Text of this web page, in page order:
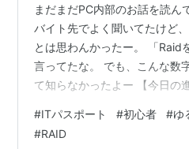
まだまだPC内部のお話を読ん
バイト先でよく聞いてたけど
とは思わんかったー。 「Raid
言ってたな。 でも、こんな数
て知らなかったよー 【今日の
Trips LLC教育無料
またしても数字で判別させる
#ITパスポート #初心者 #ゆ
#RAID